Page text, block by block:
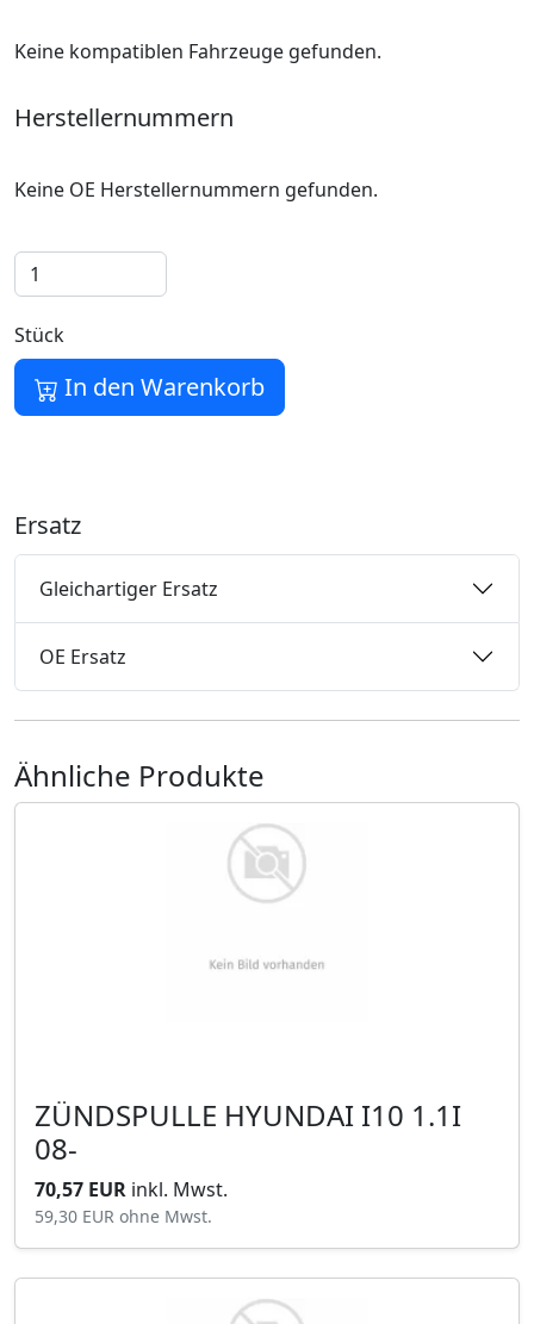
Keine kompatiblen Fahrzeuge gefunden.
Herstellernummern
Keine OE Herstellernummern gefunden.
Stück
In den Warenkorb
Ersatz
Gleichartiger Ersatz
OE Ersatz
Ähnliche Produkte
ZÜNDSPULLE HYUNDAI I10 1.1I
08-
70,57 EUR inkl. Mwst.
59,30 EUR ohne Mwst.